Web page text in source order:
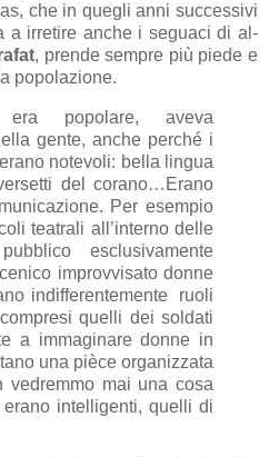
che in quegli anni successivi
a irretire anche i seguaci di al-
, prende sempre più piede e
popolazione.
era popolare, aveva
gente, anche perché i
notevoli: bella lingua
del corano…Erano
Per esempio
teatrali all’interno delle
esclusivamente
improvvisato donne
indifferentemente ruoli
quelli dei soldati
a immaginare donne in
una pièce organizzata
vedremmo mai una cosa
erano intelligenti, quelli di